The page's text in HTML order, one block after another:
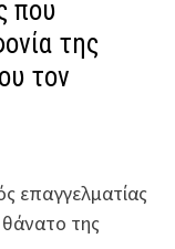
που
της
τον
επαγγελματίας
της